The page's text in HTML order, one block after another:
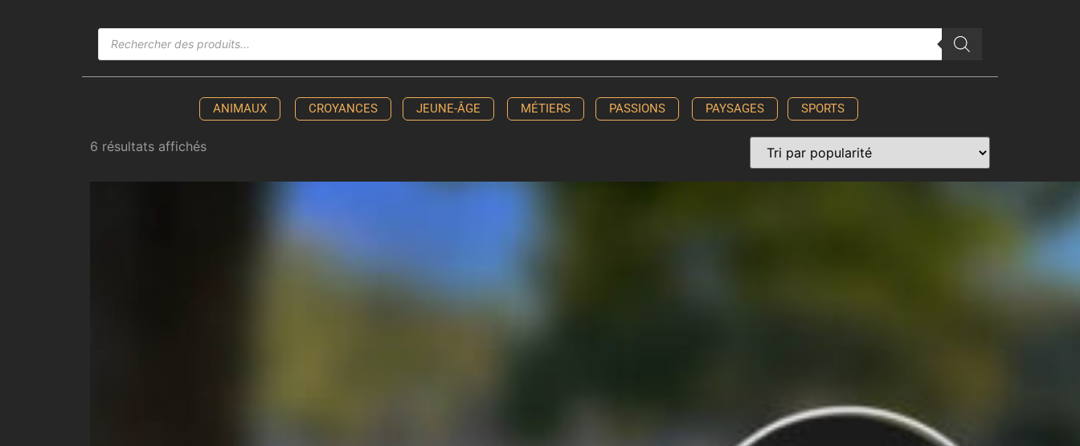
ANIMAUX CROYANCES JEUNE-ÂGE MÉTIERS PASSIONS PAYSAGES SPORTS
6 résultats affichés